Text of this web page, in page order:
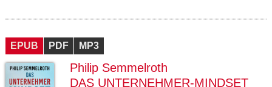
EPUB PDF MP3
Philip Semmelroth
DAS UNTERNEHMER-MINDSET